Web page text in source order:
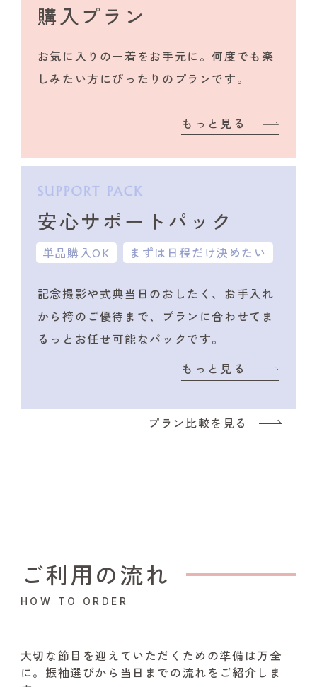
購入プラン
お気に入りの一着をお手元に。何度でも楽
しみたい方にぴったりのプランです。
もっと見る
安心サポートパック
単品購入OK まずは日程だけ決めたい
記念撮影や式典当日のおしたく、 お手入れ
から袴のご優待まで、プランに合わせて ま
るっとお任せ可能なパックです。
もっと見る
プラン比較を見る
ご利用の流れ
HOW TO ORDER
大切な節目を迎えていただくための準備は万全
に。振袖選びから当日までの流れをご紹介しま